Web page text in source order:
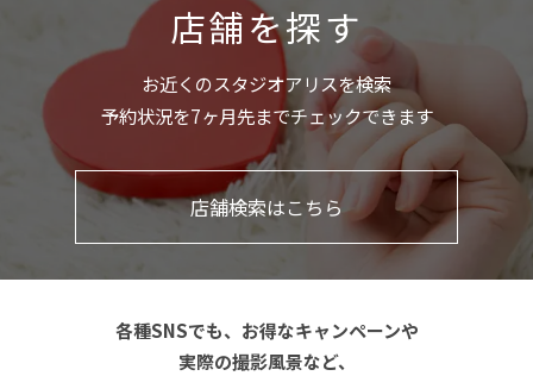
店舗を探す
お近くのスタジオアリスを検索
予約状況を7ヶ月先までチェックできます
店舗検索はこちら
各種SNSでも、お得なキャンペーンや
実際の撮影風景など、